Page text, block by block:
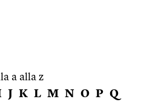
a alla z
J K L M N O P Q